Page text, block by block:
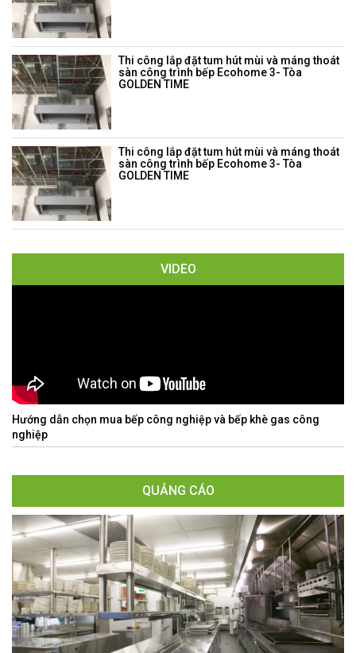
Thi công lắp đặt tum hút mùi và máng thoát
sàn công trình bếp Ecohome 3- Tòa
GOLDEN TIME
Thi công lắp đặt tum hút mùi và máng thoát
sàn công trình bếp Ecohome 3- Tòa
GOLDEN TIME
VIDEO
Hướng dẫn chọn mua bếp công nghiệp và bếp khè gas công
nghiệp
QUẢNG CÁO